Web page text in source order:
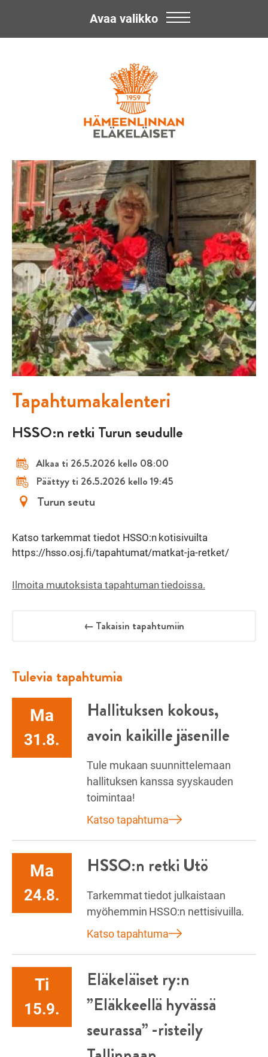
Eläkeläiset
ry
Avaa valikko
Tapahtumakalenteri
HSSO:n retki Turun seudulle
Alkaa ti 26.5.2026 kello 08:00
Päättyy ti 26.5.2026 kello 19:45
Turun seutu
Katso tarkemmat tiedot HSSO:n kotisivuilta
https://hsso.osj.fi/tapahtumat/matkat-ja-retket/
Ilmoita muutoksista tapahtuman tiedoissa.
← Takaisin tapahtumiin
Tulevia tapahtumia
Ma
31.8.
Hallituksen kokous,
avoin kaikille jäsenille
Tule mukaan suunnittelemaan
hallituksen kanssa syyskauden
toimintaa!
Katso tapahtuma
Ma
24.8.
HSSO:n retki Utö
Tarkemmat tiedot julkaistaan
myöhemmin HSSO:n nettisivuilla.
Katso tapahtuma
Ti
15.9.
Eläkeläiset ry:n
”Eläkkeellä hyvässä
seurassa” -risteily